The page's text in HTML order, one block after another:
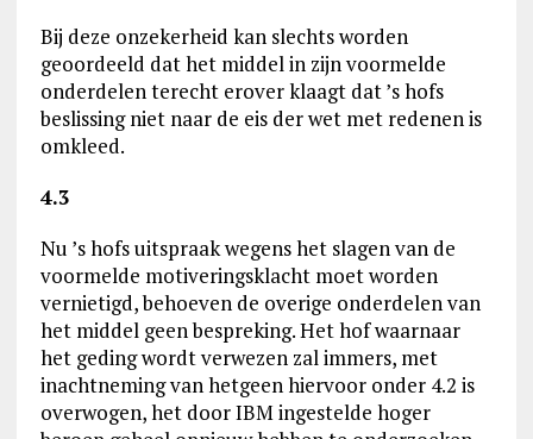
Bij deze onzekerheid kan slechts worden
geoordeeld dat het middel in zijn voormelde
onderdelen terecht erover klaagt dat ’s hofs
beslissing niet naar de eis der wet met redenen is
omkleed.
4.3
Nu ’s hofs uitspraak wegens het slagen van de
voormelde motiveringsklacht moet worden
vernietigd, behoeven de overige onderdelen van
het middel geen bespreking. Het hof waarnaar
het geding wordt verwezen zal immers, met
inachtneming van hetgeen hiervoor onder 4.2 is
overwogen, het door IBM ingestelde hoger